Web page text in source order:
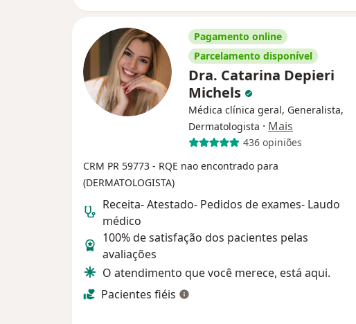
Pagamento online
Parcelamento disponível
Dra. Catarina Depieri
Michels
Médica clínica geral, Generalista,
Dermatologista · Mais
436 opiniões
CRM PR 59773 - RQE nao encontrado para
(DERMATOLOGISTA)
Receita- Atestado- Pedidos de exames- Laudo
médico
100% de satisfação dos pacientes pelas
avaliações
O atendimento que você merece, está aqui.
Pacientes fiéis